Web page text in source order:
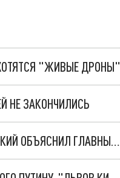
"ЖИВЫЕ ДРОНЫ"
НЕ ЗАКОНЧИЛИСЬ
"МЫ ВАС ЗАСТАВИМ": ЖУТКИЕ ДЕТАЛИ ОХОТЫ НА ГЕНЕРАЛА. ЗЕЛЕНСКИЙ ОБЪЯСНИЛ ГЛАВНЫЙ СМЫСЛ ТЕРАКТА В ЦЕНТРЕ МОСКВЫ